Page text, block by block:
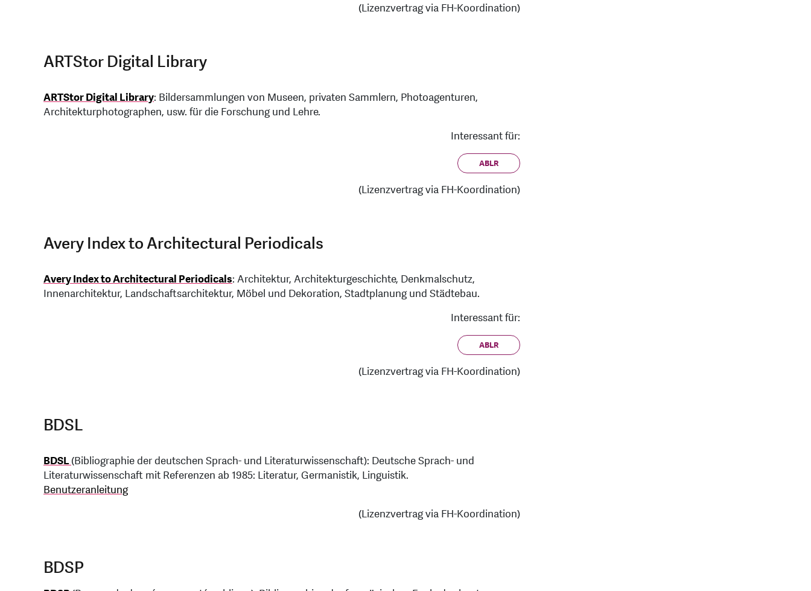
(Lizenzvertrag via FH-Koordination)
ARTStor Digital Library
ARTStor Digital Library: Bildersammlungen von Museen, privaten Sammlern, Photoagenturen,
Architekturphotographen, usw. für die Forschung und Lehre.
Interessant für:
ABLR
(Lizenzvertrag via FH-Koordination)
Avery Index to Architectural Periodicals
Avery Index to Architectural Periodicals: Architektur, Architekturgeschichte, Denkmalschutz,
Innenarchitektur, Landschaftsarchitektur, Möbel und Dekoration, Stadtplanung und Städtebau.
Interessant für:
ABLR
(Lizenzvertrag via FH-Koordination)
BDSL
BDSL(Bibliographie der deutschen Sprach- und Literaturwissenschaft): Deutsche Sprach- und
Literaturwissenschaft mit Referenzen ab 1985: Literatur, Germanistik, Linguistik.
Benutzeranleitung
(Lizenzvertrag via FH-Koordination)
BDSP